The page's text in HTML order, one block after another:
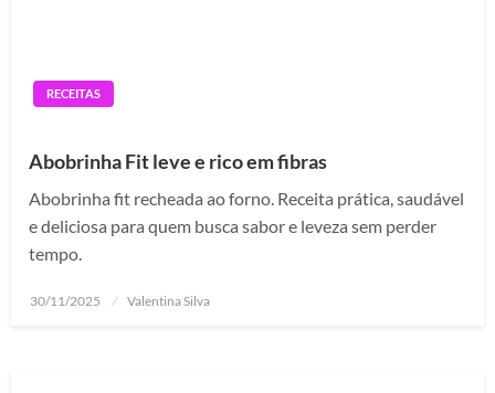
RECEITAS
Abobrinha Fit leve e rico em fibras
Abobrinha fit recheada ao forno. Receita prática, saudável
e deliciosa para quem busca sabor e leveza sem perder
tempo.
Posted
30/11/2025 Valentina Silva